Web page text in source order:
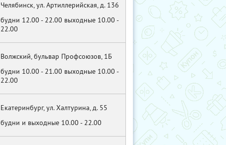
Челябинск, ул. Артиллерийская, д. 136
будни 12.00 - 22.00 выходные 10.00 -
22.00
Волжский, бульвар Профсоюзов, 1Б
будни 10.00 - 21.00 выходные 10.00 -
22.00
Екатеринбург, ул. Халтурина, д. 55
будни и выходные 10.00 - 22.00